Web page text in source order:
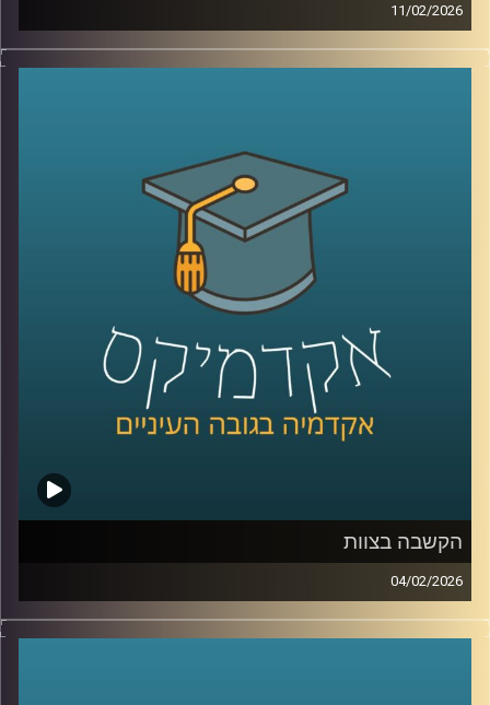
11/02/2026
היום אנחנו נוגעים באחת השאלות הכי בוערות בדמוקרטיה, מה
זה בעצם אמון ציבורי, למה הוא כל כך חיוני לתפקוד של מדינה,
בבית המשפט העליון, אז מה אפשר ללמוד מהמספרים, האם
זה משבר רגעי או מגמה ארוכה, למה אמון נהיה תלוי מחנה
פוליטי, ומה המשמעות של זה לתחושת הייצוג, לציות לחוק,
ולחוסן החברתי, כדי לעשות סדר הזמנו את פרופ׳ אמנון כוורי,
פרופסור חבר וראש המכון לחירות ואחריות בבית ספר לאודר
לממשל ודיפלומטיה באוניברסיטת רייכמן, וביחד ננסה להבין
מה עומד מאחורי הנתונים, מה המדינה והחברה יכולות לעשות
כדי לשקם את האמון שלנו?
הקשבה בצוות
04/02/2026
בעולם הניהול והחיים האישיים מדברים הרבה על תקשורת
טובה, אבל הרבה פחות על הקשבה אמיתית, כזו שמשנה